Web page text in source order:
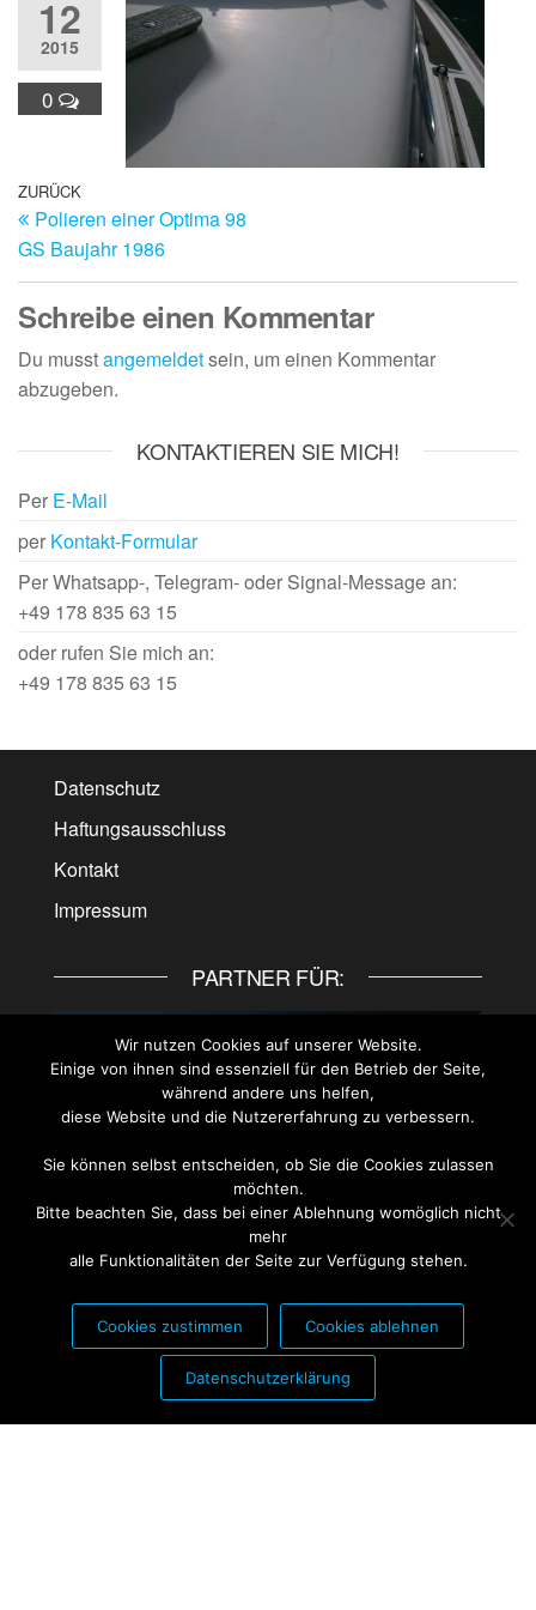
12
2015
0
Beitragsnavigation
Vorheriger
Beitrag
ZURÜCK
Polieren einer Optima 98
GS Baujahr 1986
Schreibe einen Kommentar
Du musstangemeldetsein, um einen Kommentar
abzugeben.
KONTAKTIEREN SIE MICH!
Per E-Mail
per Kontakt-Formular
Per Whatsapp-, Telegram- oder Signal-Message an:
+49 178 835 63 15
oder rufen Sie mich an:
+49 178 835 63 15
Datenschutz
Haftungsausschluss
Kontakt
Impressum
PARTNER FÜR:
PARTNER FÜR:
Wir nutzen Cookies auf unserer Website.
Einige von ihnen sind essenziell für den Betrieb der Seite,
während andere uns helfen,
diese Website und die Nutzererfahrung zu verbessern.
Sie können selbst entscheiden, ob Sie die Cookies zulassen
möchten.
Bitte beachten Sie, dass bei einer Ablehnung womöglich nicht
mehr
alle Funktionalitäten der Seite zur Verfügung stehen.
Cookies zustimmen Cookies ablehnen
Datenschutzerklärung